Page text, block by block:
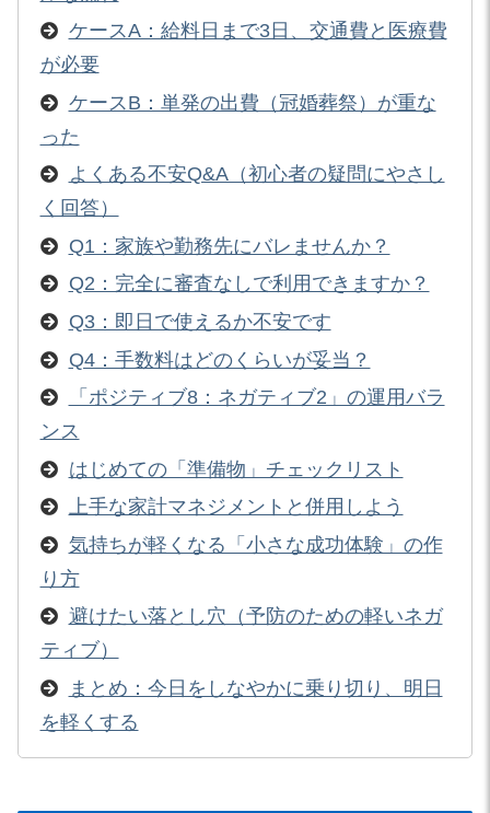
ケースA：給料日まで3日、交通費と医療費
が必要
ケースB：単発の出費（冠婚葬祭）が重な
った
よくある不安Q&A（初心者の疑問にやさし
く回答）
Q1：家族や勤務先にバレませんか？
Q2：完全に審査なしで利用できますか？
Q3：即日で使えるか不安です
Q4：手数料はどのくらいが妥当？
「ポジティブ8：ネガティブ2」の運用バラ
ンス
はじめての「準備物」チェックリスト
上手な家計マネジメントと併用しよう
気持ちが軽くなる「小さな成功体験」の作
り方
避けたい落とし穴（予防のための軽いネガ
ティブ）
まとめ：今日をしなやかに乗り切り、明日
を軽くする